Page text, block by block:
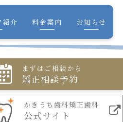
紹介 料金案内 お知らせ
まずはご相談から
矯正相談予約
かきうち歯科矯正歯科
公式サイト